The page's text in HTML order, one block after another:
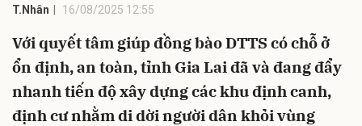
T.Nhân 16/08/2025 12:55
Với quyết tâm giúp đồng bào DTTS có chỗ ở
ổn định, an toàn, tỉnh Gia Lai đã và đang đẩy
nhanh tiến độ xây dựng các khu định canh,
định cư nhằm di dời người dân khỏi vùng
Hủy Gửi